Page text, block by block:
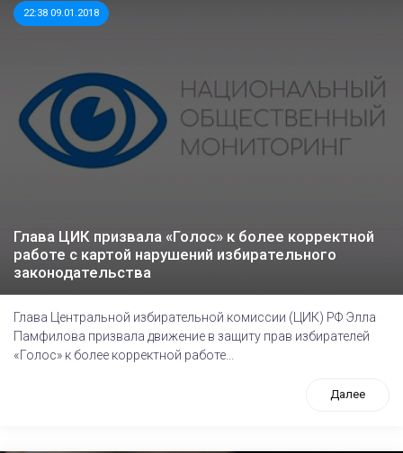
22:38 09.01.2018
Глава ЦИК призвала «Голос» к более корректной
работе с картой нарушений избирательного
законодательства
Глава Центральной избирательной комиссии (ЦИК) РФ Элла
Памфилова призвала движение в защиту прав избирателей
«Голос» к более корректной работе...
Далее